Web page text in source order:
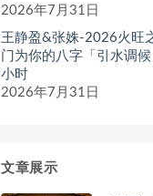
2026年7月31日
王静盈&张姝-2026火旺
门为你的八字「引水调
小时
2026年7月31日
文章展示